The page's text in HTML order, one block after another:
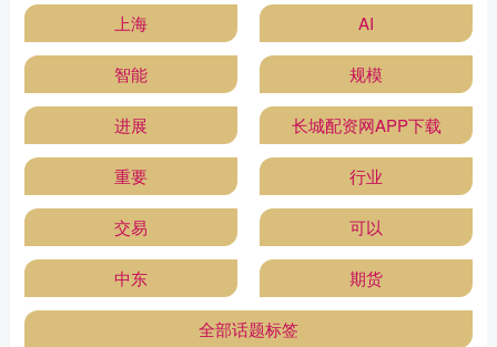
上海 AI
智能 规模
进展 长城配资网APP下载
重要 行业
交易 可以
中东 期货
全部话题标签